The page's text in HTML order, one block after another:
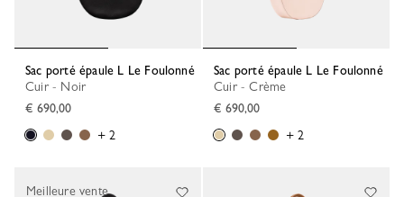
Sac porté épaule L Le Foulonné
Cuir - Noir
€ 690,00
+ 2
Sac porté épaule L Le Foulonné
Cuir - Crème
€ 690,00
+ 2
Meilleure vente